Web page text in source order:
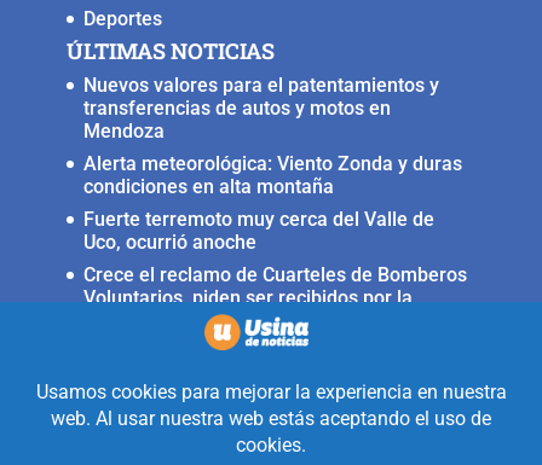
Deportes
ÚLTIMAS NOTICIAS
Nuevos valores para el patentamientos y
transferencias de autos y motos en
Mendoza
Alerta meteorológica: Viento Zonda y duras
condiciones en alta montaña
Fuerte terremoto muy cerca del Valle de
Uco, ocurrió anoche
Crece el reclamo de Cuarteles de Bomberos
Voluntarios, piden ser recibidos por la
Llega a San Carlos la Copa Internacional
Realizado con la mirada equidistante de
alguien a quién solo le interesa
informar que ocurre en Valle de Uco.